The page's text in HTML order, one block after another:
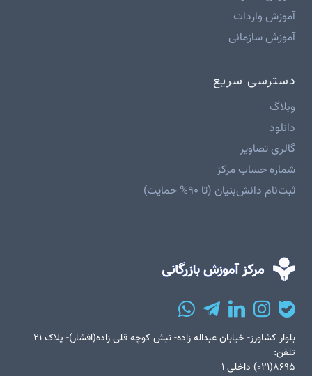
آموزش واردات
آموزش سازمانی
دسترسی سریع
وبلاگ
دانلود
گالری تصاویر
شماره حساب مرکز
ثبت‌نام دانش‌بنیان (تا ۹۰% حمایت)
بلوار کشاورز- خیابان عبداله زاده- نبش کوچه قلی زاده(افشار)- پلاک ۲۱
تلفن:
۸۶۹۵(۰۲۱) داخلی ۱